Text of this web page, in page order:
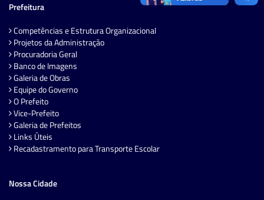
Prefeitura
Competências e Estrutura Organizacional
Projetos da Administração
Procuradoria Geral
Banco de Imagens
Galeria de Obras
Equipe do Governo
O Prefeito
Vice-Prefeito
Galeria de Prefeitos
Links Úteis
Recadastramento para Transporte Escolar
Nossa Cidade